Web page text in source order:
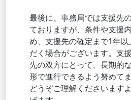
最後に、事務局では支援先
ておりますが、条件や支援
め、支援先の確定まで1年以
だく場合がございます。支
先の双方にとって、長期的
形で進行できるよう努めて
どうぞご理解くださいます